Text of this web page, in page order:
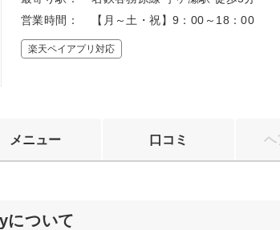
営業時間：
【月～土・祝】9：00～18：00
楽天ペイアプリ対応
メニュー 口コミ ヘ
ついて